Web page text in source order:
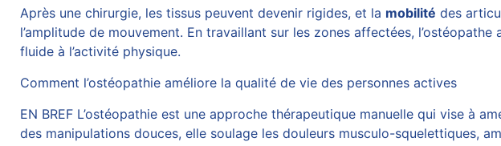
Après une chirurgie, les tissus peuvent devenir rigides, et la mobilité des
l’amplitude de mouvement. En travaillant sur les zones affectées,
fluide à l’activité physique.
Comment l’ostéopathie améliore la qualité de vie des personnes actives
EN BREF L’ostéopathie est une approche thérapeutique manuelle qui vise à
des manipulations douces, elle soulage les douleurs musculo-squelettiques,